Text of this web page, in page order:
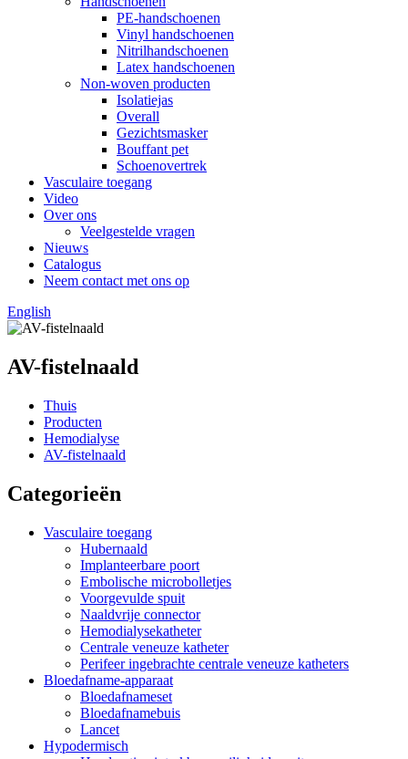
PE-handschoenen
Vinyl handschoenen
Nitrilhandschoenen
Latex handschoenen
Non-woven producten
Isolatiejas
Overall
Gezichtsmasker
Bouffant pet
Schoenovertrek
Vasculaire toegang
Video
Over ons
Veelgestelde vragen
Nieuws
Catalogus
Neem contact met ons op
English
AV-fistelnaald
Thuis
Producten
Hemodialyse
AV-fistelnaald
Categorieën
Vasculaire toegang
Hubernaald
Implanteerbare poort
Embolische microbolletjes
Voorgevulde spuit
Naaldvrije connector
Hemodialysekatheter
Centrale veneuze katheter
Perifeer ingebrachte centrale veneuze katheters
Bloedafname-apparaat
Bloedafnameset
Bloedafnamebuis
Lancet
Hypodermisch